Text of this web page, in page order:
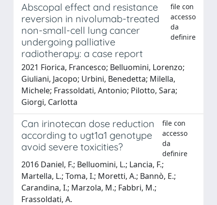
Abscopal effect and resistance
reversion in nivolumab-treated
non-small-cell lung cancer
undergoing palliative
radiotherapy: a case report
file con
accesso
da
definire
2021 Fiorica, Francesco; Belluomini, Lorenzo;
Giuliani, Jacopo; Urbini, Benedetta; Milella,
Michele; Frassoldati, Antonio; Pilotto, Sara;
Giorgi, Carlotta
Can irinotecan dose reduction
according to ugt1a1 genotype
avoid severe toxicities?
file con
accesso
da
definire
2016 Daniel, F.; Belluomini, L.; Lancia, F.;
Martella, L.; Toma, I.; Moretti, A.; Bannò, E.;
Carandina, I.; Marzola, M.; Fabbri, M.;
Frassoldati, A.